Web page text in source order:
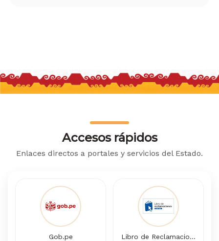
Accesos rápidos
Enlaces directos a portales y servicios del Estado.
Gob.pe Libro de Reclamaciones